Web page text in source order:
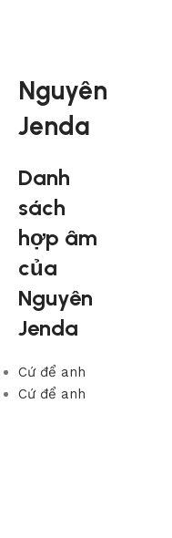
Nguyên
Jenda
Danh
sách
hợp âm
của
Nguyên
Jenda
Cứ để anh
Cứ để anh